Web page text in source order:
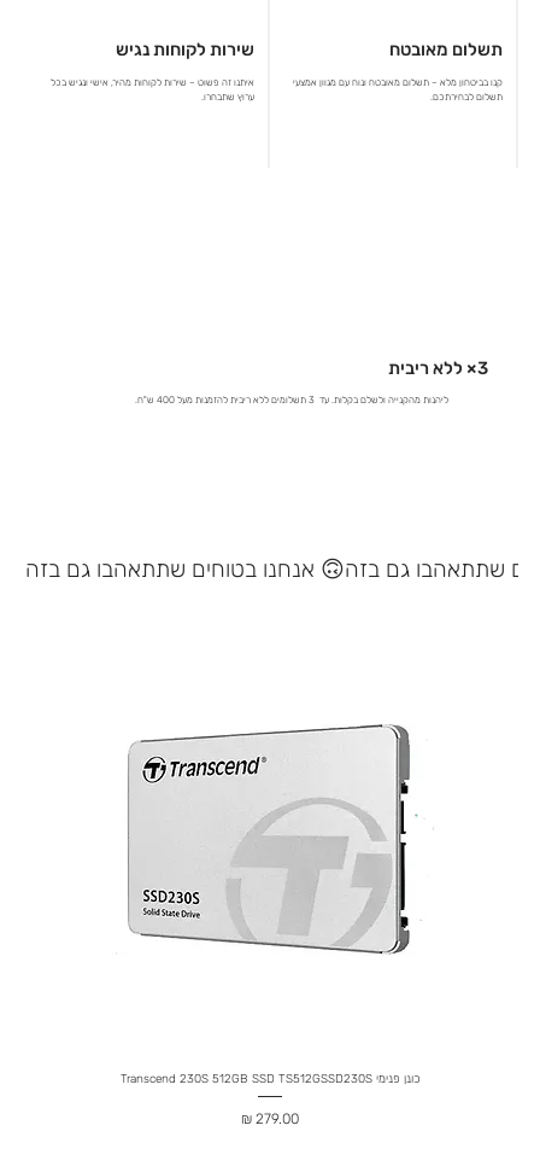
שירות לקוחות נגיש
איתנו זה פשוט – שירות לקוחות מהיר, אישי ונגיש בכל
ערוץ שתבחרו.
תשלום מאובטח
קנו בביטחון מלא – תשלום מאובטח ונוח עם מגוון אמצעי
תשלום לבחירתכם.
3× ללא ריבית
ליהנות מהקנייה ולשלם בקלות. עד 3 תשלומים ללא ריבית להזמנות מעל 400 ש"ח.
אנחנו בטוחים שתתאהבו גם בזה 🙃
כונן פנימי Transcend 230S 512GB SSD TS512GSSD230S
מחיר